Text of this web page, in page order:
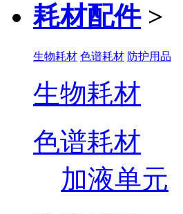
耗材配件 >
生物耗材 色谱耗材 防护用品
生物耗材
色谱耗材
加液单元